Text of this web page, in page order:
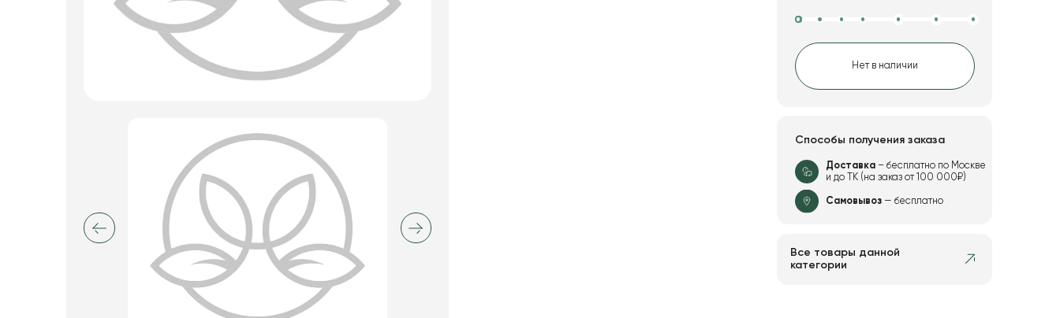
Искусственные цветы и растения
Декоративные вазы, кашпо
Нет в наличии
Способы получения заказа
Доставка– бесплатно по Москве
и до ТК (на заказ от 100 000₽)
Самовывоз— бесплатно
Все товары данной
категории